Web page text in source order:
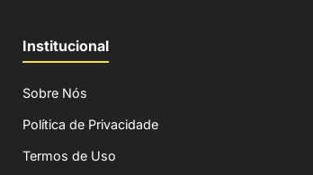
Institucional
Sobre Nós
Política de Privacidade
Termos de Uso